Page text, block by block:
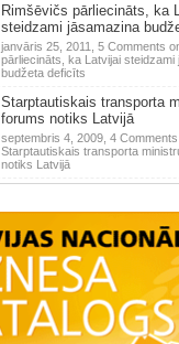
Rimšēvičs pārliecināts, ka
steidzami jāsamazina
janvāris 25, 2011, 5 Comments
pārliecināts, ka Latvijai steidzami
budžeta deficīts
Starptautiskais transporta
forums notiks Latvijā
septembris 4, 2009, 4 Comments
Starptautiskais transporta
notiks Latvijā